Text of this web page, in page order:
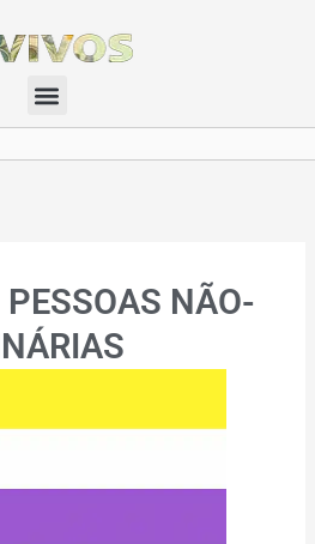
Menu
NÃO-